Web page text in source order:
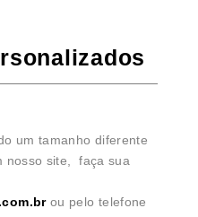
um tamanho diferente
nosso site, faça sua
ou pelo telefone